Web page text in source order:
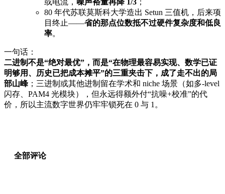
80 年代苏联莫斯科大学造出 Setun 三值机，后来项
目终止——省的那点位数抵不过硬件复杂度和低良
率。
一句话：
二进制不是“绝对最优”，而是“在物理最容易实现、数学已证
明够用、历史已把成本摊平”的三重夹击下，成了走不出的局
部山峰；三进制或其他进制留在学术和 niche 场景（如多-level
闪存、PAM4 光模块），但永远得额外付“抗噪+校准”的代
价，所以主流数字世界仍牢牢锁死在 0 与 1。
全部评论